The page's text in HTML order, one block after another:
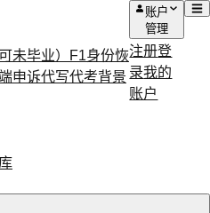
未毕业）
F1身份恢
申诉代写代考背景
账户
管理
注册登
录我的
账户